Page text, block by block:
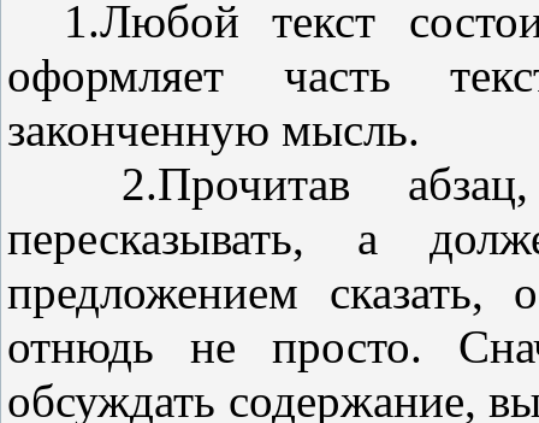
1.Любой текст
оформляет часть
законченную мысль.
2.Прочитав
пересказывать, а
предложением
отнюдь не просто.
обсуждать содержание,